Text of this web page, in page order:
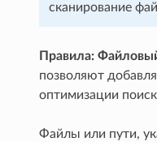
сканирование
Правила:
позволяют
оптимизации
Файлы или пути,